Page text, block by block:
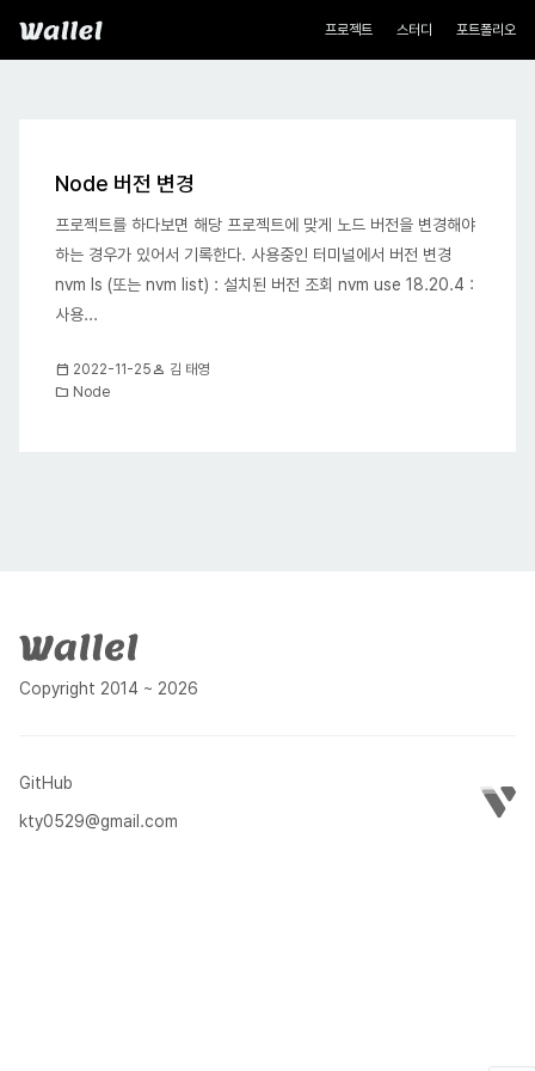
Wallel 네비게이션
프로젝트 스터디 포트폴리오
Node 버전 변경
프로젝트를 하다보면 해당 프로젝트에 맞게 노드 버전을 변경해야
하는 경우가 있어서 기록한다. 사용중인 터미널에서 버전 변경
nvm ls (또는 nvm list) : 설치된 버전 조회 nvm use 18.20.4 :
사용...
calendar_today 2022-11-25
folder Node
person 김 태영
푸터
Copyright 2014 ~ 2026
GitHub
kty0529@gmail.com